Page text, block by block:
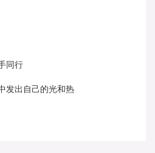
同行
发出自己的光和热